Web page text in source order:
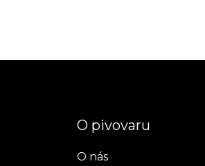
O pivovaru
O nás